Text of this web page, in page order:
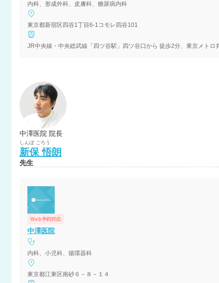
内科、形成外科、皮膚科、糖尿病内科
東京都新宿区四谷1丁目6-1コモレ四谷101
中澤医院 院長
しんぼ ごろう
新保 悟朗
先生
Web予約対応
中澤医院
内科、小児科、循環器科
東京都江東区南砂６－８－１４